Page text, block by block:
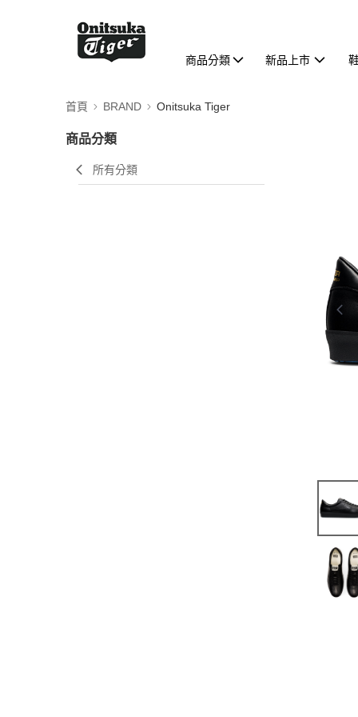
商品分類 新品上市
首頁 BRAND Onitsuka Tiger
商品分類
所有分類